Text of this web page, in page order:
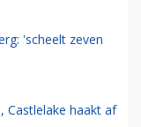
'scheelt zeven
Castlelake haakt af